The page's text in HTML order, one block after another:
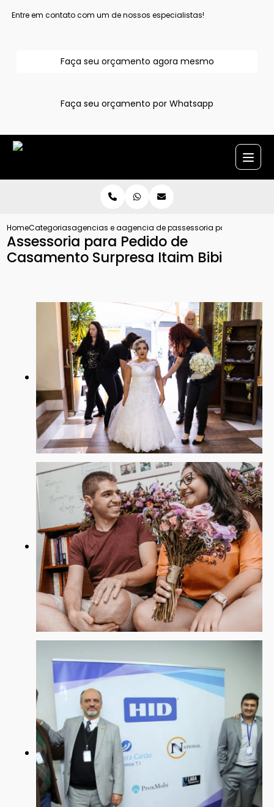
Entre em contato com um de nossos especialistas!
Faça seu orçamento agora mesmo
Faça seu orçamento por Whatsapp
HomeCategoriasagencias e assessoria para pedido de casamento
agencia de pedido de casamento
assessoria para pedido
Assessoria para Pedido de
Casamento Surpresa Itaim Bibi